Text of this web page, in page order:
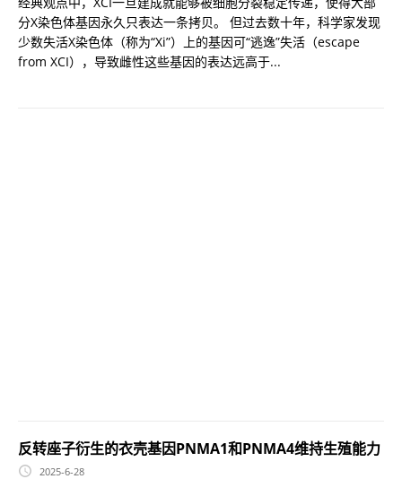
分X染色体基因永久只表达一条拷贝。 但过去数十年，科学家发现
少数失活X染色体（称为“Xi”）上的基因可“逃逸”失活（escape
from XCI），导致雌性这些基因的表达远高于...
反转座子衍生的衣壳基因PNMA1和PNMA4维持生殖能力
2025-6-28